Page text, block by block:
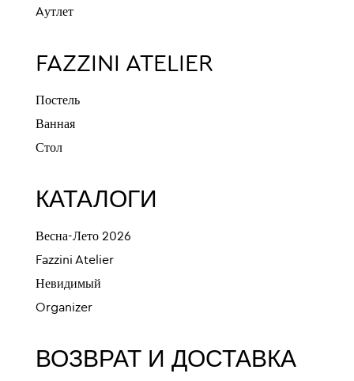
Aутлет
FAZZINI ATELIER
Постель
Ванная
Стол
КАТАЛОГИ
Весна-Лето 2026
Fazzini Atelier
Невидимый
Organizer
ВОЗВРАТ И ДОСТАВКА